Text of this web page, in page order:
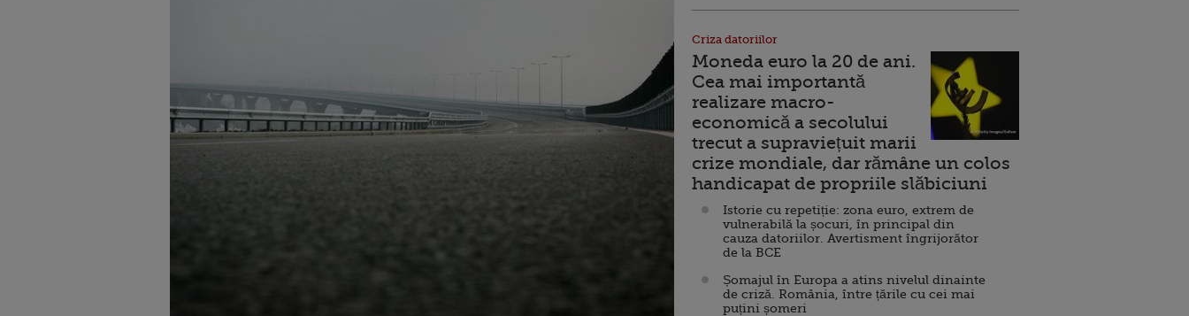
Criza datoriilor
Moneda euro la 20 de ani.
Cea mai importantă
realizare macro-
economică a secolului
trecut a supraviețuit marii
crize mondiale, dar rămâne un colos
handicapat de propriile slăbiciuni
Istorie cu repetiție: zona euro, extrem de
vulnerabilă la șocuri, în principal din
cauza datoriilor. Avertisment îngrijorător
de la BCE
Șomajul în Europa a atins nivelul dinainte
de criză. România, între țările cu cei mai
puțini șomeri